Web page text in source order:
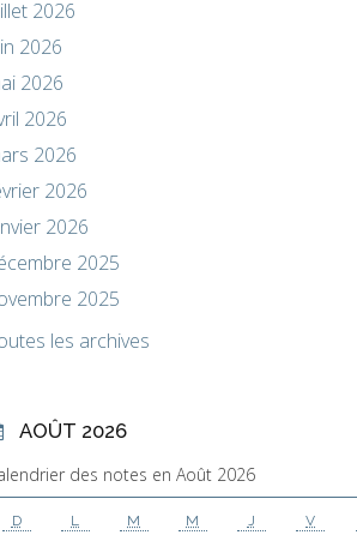
2026
2026
2026
2026
2026
2026
2026
2025
2025
les archives
AOÛT 2026
des notes en Août 2026
D L M M J V